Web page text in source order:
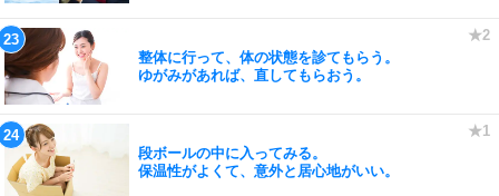
整体に行って、体の状態を診てもらう。
ゆがみがあれば、直してもらおう。
段ボールの中に入ってみる。
保温性がよくて、意外と居心地がいい。